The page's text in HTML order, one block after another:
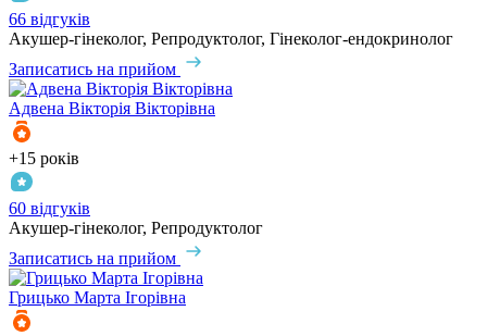
66 відгуків
Акушер-гінеколог, Репродуктолог, Гінеколог-ендокринолог
Записатись на прийом
Адвена Вікторія Вікторівна
+15 років
60 відгуків
Акушер-гінеколог, Репродуктолог
Записатись на прийом
Грицько Марта Ігорівна